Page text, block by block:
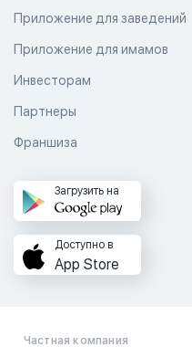
Приложение для заведений
Приложение для имамов
Инвесторам
Партнеры
Франшиза
Загрузить на
Доступно в
App Store
Частная компания